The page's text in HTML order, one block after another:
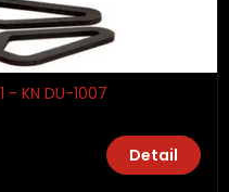
- KN DU-1007
Detail